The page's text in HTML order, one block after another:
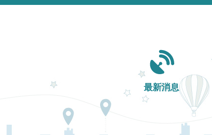
Main navigation
最新消息